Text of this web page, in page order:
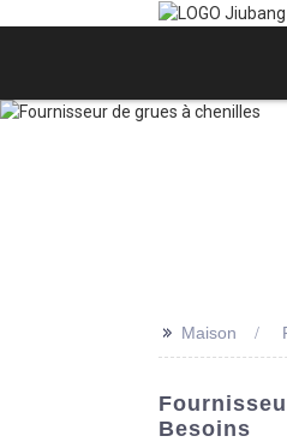
>> Maison
Besoins